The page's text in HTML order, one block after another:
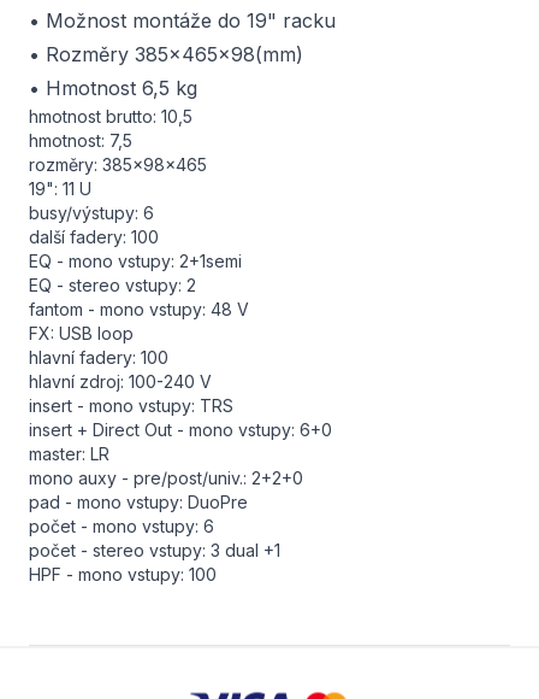
• Možnost montáže do 19" racku
• Rozměry 385x465x98(mm)
• Hmotnost 6,5 kg
hmotnost brutto: 10,5
hmotnost: 7,5
rozměry: 385×98×465
19": 11 U
busy/výstupy: 6
další fadery: 100
EQ - mono vstupy: 2+1semi
EQ - stereo vstupy: 2
fantom - mono vstupy: 48 V
FX: USB loop
hlavní fadery: 100
hlavní zdroj: 100-240 V
insert - mono vstupy: TRS
insert + Direct Out - mono vstupy: 6+0
master: LR
mono auxy - pre/post/univ.: 2+2+0
pad - mono vstupy: DuoPre
počet - mono vstupy: 6
počet - stereo vstupy: 3 dual +1
HPF - mono vstupy: 100